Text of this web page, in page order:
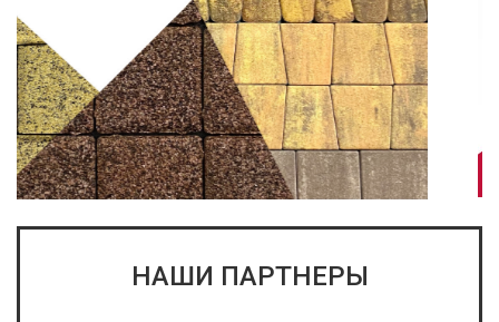
НАШИ ПАРТНЕРЫ